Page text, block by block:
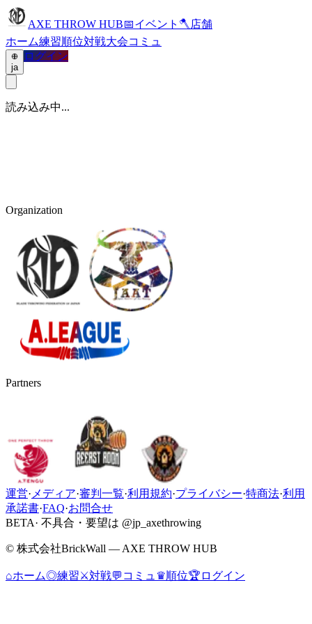
AXE THROW HUB📅イベント 🪓 店舗
ホーム練習順位対戦大会コミュ
ja
ログイン
読み込み中...
Organization
Partners
運営· メディア·審判一覧·利用規約·プライバシー·特商法·利用
承諾書·FAQ·お問合せ
BETA· 不具合・要望は @jp_axethrowing
© 株式会社BrickWall — AXE THROW HUB
⌂ホーム◎練習⚔対戦💬 コミュ ♛順位🏆 ログイン